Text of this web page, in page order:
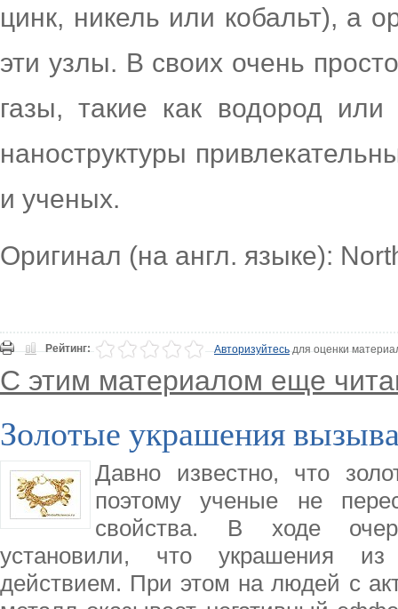
цинк, никель или кобальт), а
эти узлы. В своих очень
газы, такие как водород или
наноструктуры
и ученых.
Оригинал (на англ. языке):
Рейтинг: Авторизуйтесьдля оценки
С этим материалом еще
Золотые украшения
Давно известно, что
поэтому ученые не
свойства. В ходе
установили, что украшения
действием. При этом на людей с